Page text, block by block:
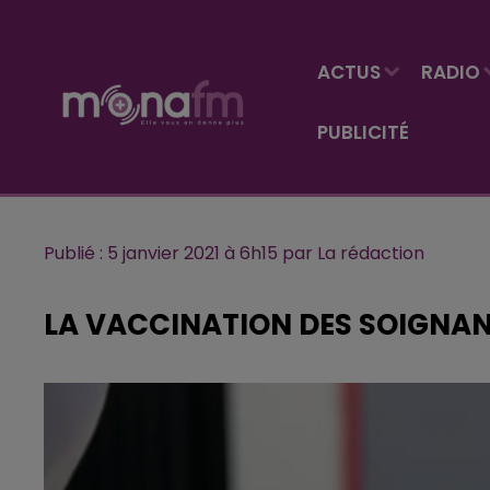
ACTUS RADIO
PUBLICITÉ
Publié : 5 janvier 2021 à 6h15 par La rédaction
LA VACCINATION DES